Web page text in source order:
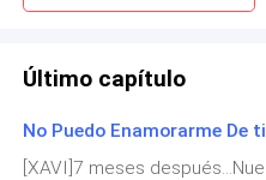
Último capítulo
[XAVI]7 meses